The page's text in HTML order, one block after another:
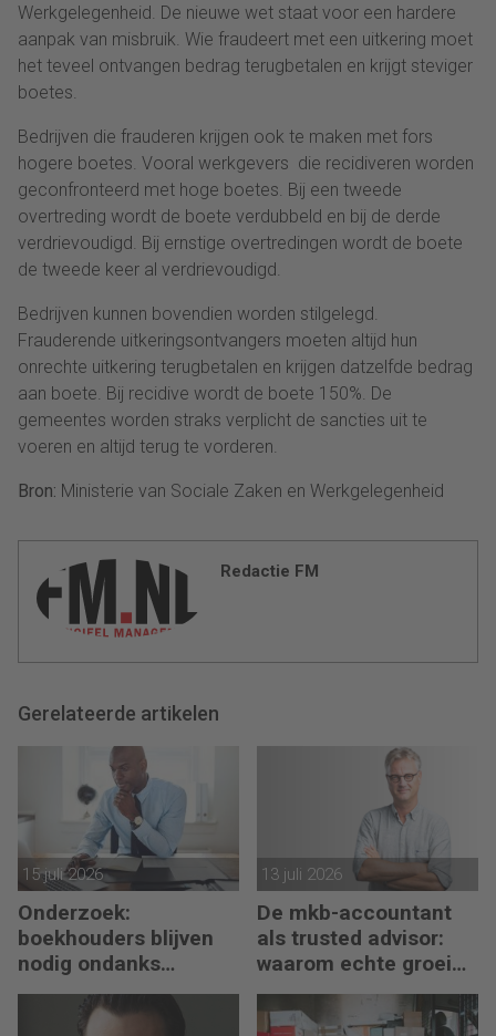
Werkgelegenheid. De nieuwe wet staat voor een hardere
aanpak van misbruik. Wie fraudeert met een uitkering moet
het teveel ontvangen bedrag terugbetalen en krijgt steviger
boetes.
Bedrijven die frauderen krijgen ook te maken met fors
hogere boetes. Vooral werkgevers die recidiveren worden
geconfronteerd met hoge boetes. Bij een tweede
overtreding wordt de boete verdubbeld en bij de derde
verdrievoudigd. Bij ernstige overtredingen wordt de boete
de tweede keer al verdrievoudigd.
Bedrijven kunnen bovendien worden stilgelegd.
Frauderende uitkeringsontvangers moeten altijd hun
onrechte uitkering terugbetalen en krijgen datzelfde bedrag
aan boete. Bij recidive wordt de boete 150%. De
gemeentes worden straks verplicht de sancties uit te
voeren en altijd terug te vorderen.
Bron: Ministerie van Sociale Zaken en Werkgelegenheid
Redactie FM
Gerelateerde artikelen
15 juli 2026
Onderzoek:
boekhouders blijven
nodig ondanks
boekhoudsoftware
13 juli 2026
De mkb-accountant
als trusted advisor:
waarom echte groei
begint met reflectie